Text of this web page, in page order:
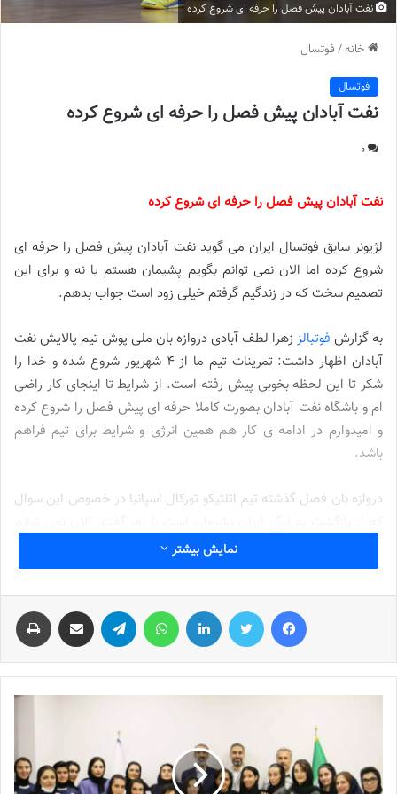
نفت آبادان پیش فصل را حرفه ای شروع کرده
خانه/ فوتسال
فوتسال
نفت آبادان پیش فصل را حرفه ای شروع کرده
0
نفت آبادان پیش فصل را حرفه ای شروع کرده
لژیونر سابق فوتسال ایران می گوید نفت آبادان پیش فصل را حرفه ای
شروع کرده اما الان نمی توانم بگویم پشیمان هستم یا نه و برای این
تصمیم سخت که در زندگیم گرفتم خیلی زود است جواب بدهم.
به گزارش فوتبالز زهرا لطف آبادی دروازه بان ملی پوش تیم پالایش نفت
آبادان اظهار داشت: تمرینات تیم ما از ۴ شهریور شروع شده و خدا را
شکر تا این لحظه بخوبی پیش رفته است. از شرایط تا اینجای کار راضی
ام و باشگاه نفت آبادان بصورت کاملا حرفه ای پیش فصل را شروع کرده
و امیدوارم در ادامه ی کار هم همین انرژی و شرایط برای تیم فراهم
باشد.
دروازه بان فصل گذشته تیم اتلتیکو تورکال اسپانیا در خصوص این سوال
بگویم پشیمان هستم یا نه، چرا که برای این تصمیم سختی که در زندگی
گرفته ام خیلی زود است جواب بدهم، قطعا آخر فصل راحت تر می
توانم به این سوال پاسخ دهم، اما خب یکشنبه ها که بازی تیم سابقم را
دنبال می کنم و‌ آن آزار و اذیت و سرزنش را در خلوت، با خودم دارم و
سریع سرکوبش می کنم و‌ به هدف های بعدی ام فکر می کنم.
تفاوت زیادی بین لیگ ایران و اروپا وجود دارد
وی درباره تفاوت لیگ ایران و اروپا بیان کرد: تفاوت ها که خیلی زیاد
است و حداقل تفاوتش درباره تاریخ بازی ها است که دقیقا هر سال در
یک روز ثابت برگزار می شود و‌ هیچ تیمی تا دقیقه ۹۰ انصراف نمی دهد.
نمایش بیشتر